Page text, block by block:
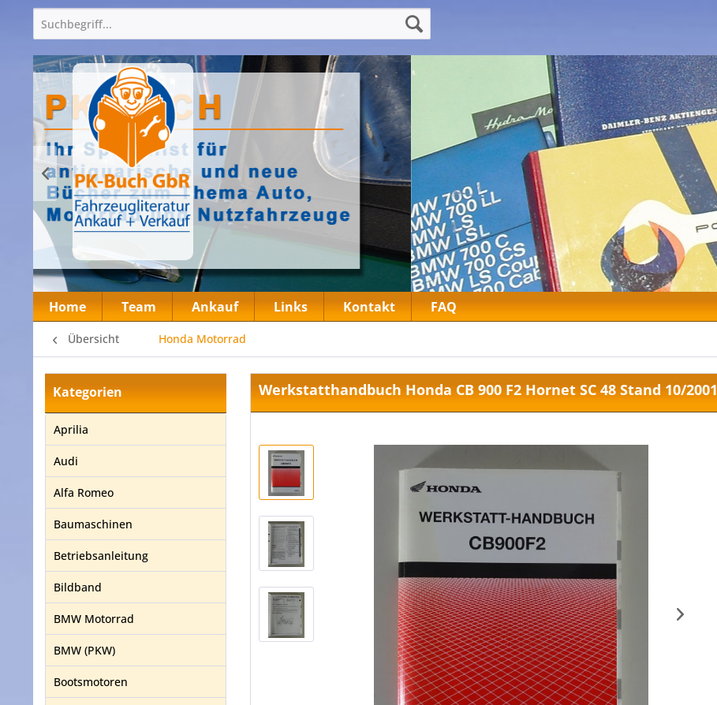
Home Team Ankauf Links Kontakt FAQ
Übersicht Honda Motorrad
Kategorien
Aprilia
Audi
Alfa Romeo
Baumaschinen
Betriebsanleitung
Bildband
BMW Motorrad
BMW (PKW)
Bootsmotoren
Werkstatthandbuch Honda CB 900 F2 Hornet SC 48 Stand 10/2001